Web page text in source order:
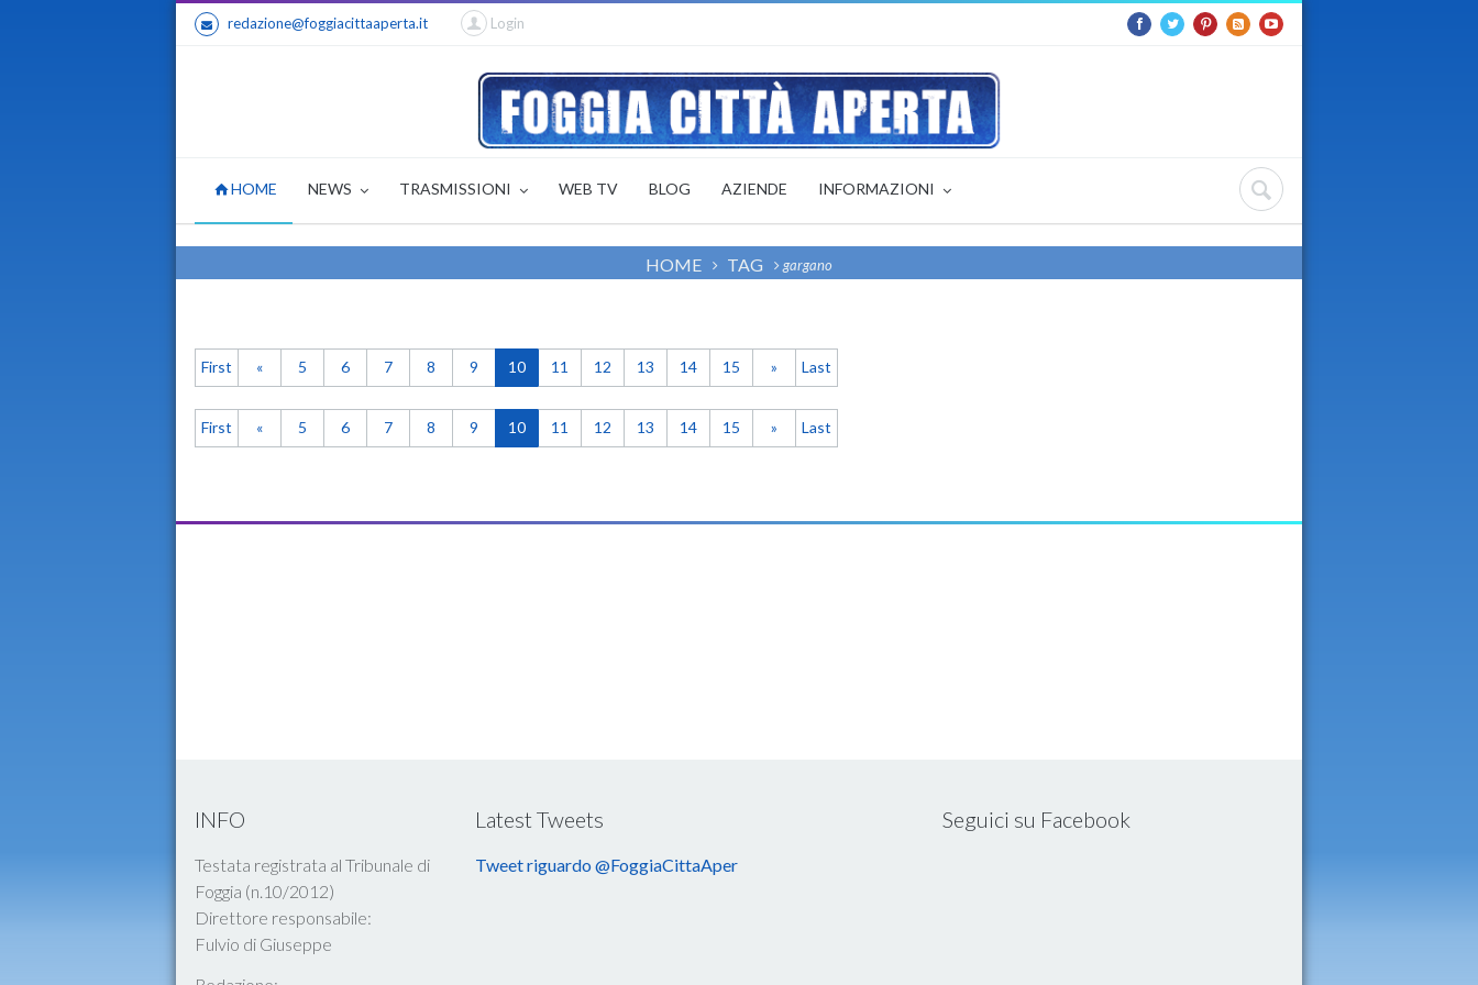
redazione@foggiacittaaperta.it Login
HOME NEWS TRASMISSIONI WEB TV BLOG AZIENDE INFORMAZIONI
HOME TAG gargano
First « 5 6 7 8 9 10 11 12 13 14 15 » Last
First « 5 6 7 8 9 10 11 12 13 14 15 » Last
INFO
Testata registrata al Tribunale di
Foggia (n.10/2012)
Direttore responsabile:
Fulvio di Giuseppe
Latest Tweets
Tweet riguardo @FoggiaCittaAper
Seguici su Facebook